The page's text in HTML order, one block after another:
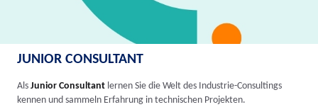
JUNIOR CONSULTANT
Als Junior Consultant lernen Sie die Welt des Industrie-Consultings
kennen und sammeln Erfahrung in technischen Projekten.